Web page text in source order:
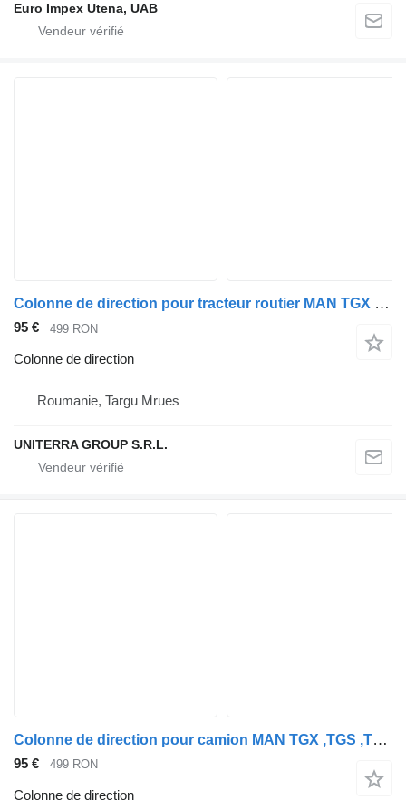
Euro Impex Utena, UAB
Colonne de direction pour tracteur routier MAN TGX TGS TGA
95 € 499 RON
Colonne de direction
Roumanie, Targu Mrues
UNITERRA GROUP S.R.L.
Colonne de direction pour camion MAN TGX ,TGS ,TGA, TGM
95 € 499 RON
Colonne de direction